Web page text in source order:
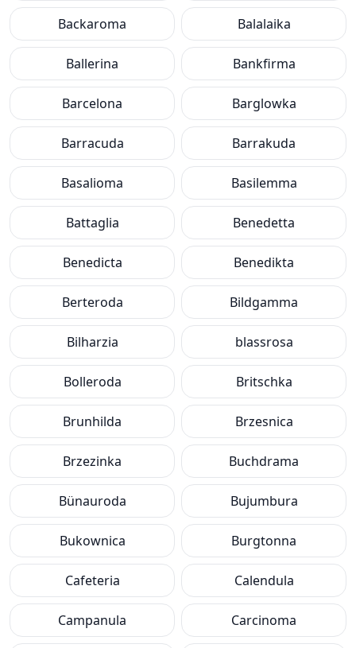
Backaroma Balalaika
Ballerina Bankfirma
Barcelona Barglowka
Barracuda Barrakuda
Basalioma Basilemma
Battaglia Benedetta
Benedicta Benedikta
Berteroda Bildgamma
Bilharzia blassrosa
Bolleroda Britschka
Brunhilda Brzesnica
Brzezinka Buchdrama
Bünauroda Bujumbura
Bukownica Burgtonna
Cafeteria Calendula
Campanula Carcinoma